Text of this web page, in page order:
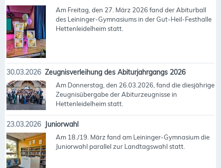
Am Freitag, den 27. März 2026 fand der Abiturball
des Leininger-Gymnasiums in der Gut-Heil-Festhalle
Hettenleidelheim statt.
30.03.2026 Zeugnisverleihung des Abiturjahrgangs 2026
Am Donnerstag, den 26.03.2026, fand die diesjährige
Zeugnisübergabe der Abiturzeugnisse in
Hettenleidelheim statt.
23.03.2026 Juniorwahl
Am 18./19. März fand am Leininger-Gymnasium die
Juniorwahl parallel zur Landtagswahl statt.